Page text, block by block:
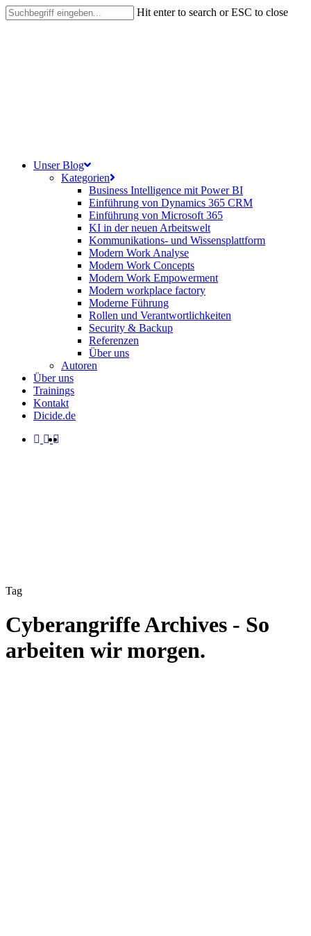
Skip
to
Hit enter to search or ESC to close
search
Menu
Unser Blog
Kategorien
Business Intelligence mit Power BI
Einführung von Dynamics 365 CRM
Einführung von Microsoft 365
KI in der neuen Arbeitswelt
Kommunikations- und Wissensplattform
Modern Work Analyse
Modern Work Concepts
Modern Work Empowerment
Modern workplace factory
Moderne Führung
Rollen und Verantwortlichkeiten
Security & Backup
Referenzen
Über uns
Autoren
Über uns
Trainings
Kontakt
Dicide.de
facebook
linkedin
instagram
Tag
Cyberangriffe Archives - So
arbeiten wir morgen.